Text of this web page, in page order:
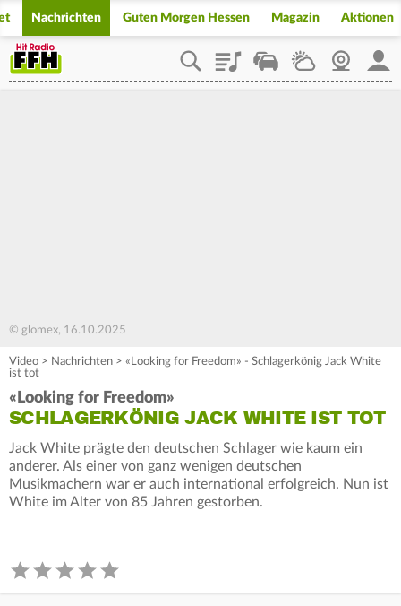
Nachrichten Guten Morgen Hessen Magazin Aktionen
PlaylistStaupilotWetterWebcam
© glomex, 16.10.2025
Video > Nachrichten > «Looking for Freedom» - Schlagerkönig Jack White
ist tot
«Looking for Freedom»
SCHLAGERKÖNIG JACK WHITE IST TOT
Jack White prägte den deutschen Schlager wie kaum ein
anderer. Als einer von ganz wenigen deutschen
Musikmachern war er auch international erfolgreich. Nun ist
White im Alter von 85 Jahren gestorben.